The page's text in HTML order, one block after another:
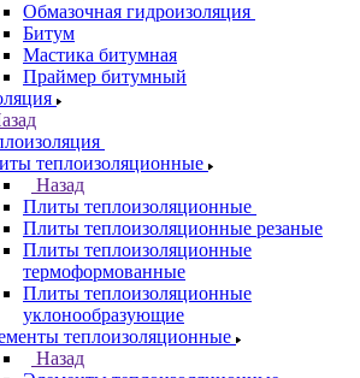
Обмазочная гидроизоляция
Битум
Мастика битумная
Праймер битумный
теплоизоляционные
Назад
Плиты теплоизоляционные
Плиты теплоизоляционные резаные
Плиты теплоизоляционные
термоформованные
Плиты теплоизоляционные
уклонообразующие
теплоизоляционные
Назад